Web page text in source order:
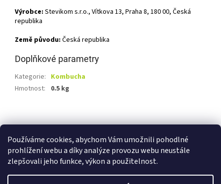
Používáme cookies, abychom Vám umožnili pohodlné
prohlížení webu a díky analýze provozu webu neustále
zlepšovali jeho funkce, výkon a použitelnost.
Výrobce: Stevikom s.r.o., Vítkova 13, Praha 8, 180 00, Česká
republika
Země původu: Česká republika
Doplňkové parametry
Kategorie: Kombucha
Hmotnost: 0.5 kg
á